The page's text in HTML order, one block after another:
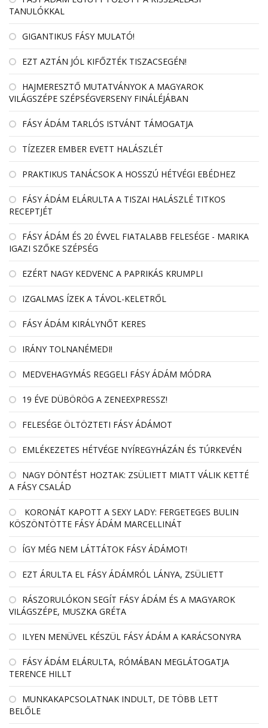
TANULÓKKAL
GIGANTIKUS FÁSY MULATÓ!
EZT AZTÁN JÓL KIFŐZTÉK TISZACSEGÉN!
HAJMERESZTŐ MUTATVÁNYOK A MAGYAROK
VILÁGSZÉPE SZÉPSÉGVERSENY FINÁLÉJÁBAN
FÁSY ÁDÁM TARLÓS ISTVÁNT TÁMOGATJA
TÍZEZER EMBER EVETT HALÁSZLÉT
PRAKTIKUS TANÁCSOK A HOSSZÚ HÉTVÉGI EBÉDHEZ
FÁSY ÁDÁM ELÁRULTA A TISZAI HALÁSZLÉ TITKOS
RECEPTJÉT
FÁSY ÁDÁM ÉS 20 ÉVVEL FIATALABB FELESÉGE - MARIKA
IGAZI SZŐKE SZÉPSÉG
EZÉRT NAGY KEDVENC A PAPRIKÁS KRUMPLI
IZGALMAS ÍZEK A TÁVOL-KELETRŐL
FÁSY ÁDÁM KIRÁLYNŐT KERES
IRÁNY TOLNANÉMEDI!
MEDVEHAGYMÁS REGGELI FÁSY ÁDÁM MÓDRA
19 ÉVE DÜBÖRÖG A ZENEEXPRESSZ!
FELESÉGE ÖLTÖZTETI FÁSY ÁDÁMOT
EMLÉKEZETES HÉTVÉGE NYÍREGYHÁZÁN ÉS TÚRKEVÉN
NAGY DÖNTÉST HOZTAK: ZSÜLIETT MIATT VÁLIK KETTÉ
A FÁSY CSALÁD
KORONÁT KAPOTT A SEXY LADY: FERGETEGES BULIN
KÖSZÖNTÖTTE FÁSY ÁDÁM MARCELLINÁT
ÍGY MÉG NEM LÁTTÁTOK FÁSY ÁDÁMOT!
EZT ÁRULTA EL FÁSY ÁDÁMRÓL LÁNYA, ZSÜLIETT
RÁSZORULÓKON SEGÍT FÁSY ÁDÁM ÉS A MAGYAROK
VILÁGSZÉPE, MUSZKA GRÉTA
ILYEN MENÜVEL KÉSZÜL FÁSY ÁDÁM A KARÁCSONYRA
FÁSY ÁDÁM ELÁRULTA, RÓMÁBAN MEGLÁTOGATJA
TERENCE HILLT
MUNKAKAPCSOLATNAK INDULT, DE TÖBB LETT
BELŐLE